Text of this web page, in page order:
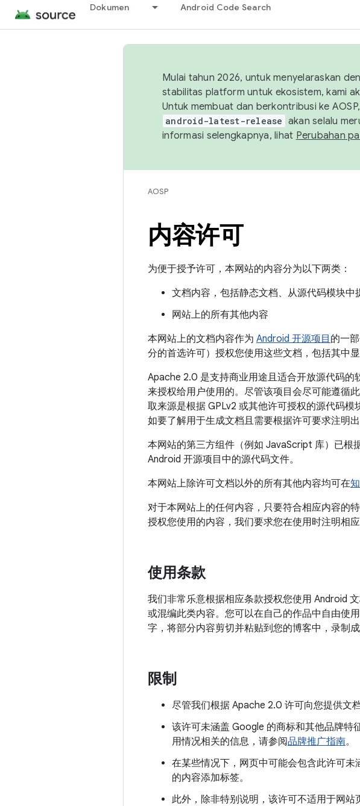
Dokumen Android Code Search
Mulai tahun 2026, untuk menyelaraskan
stabilitas platform untuk ekosistem, kami
Untuk membuat dan berkontribusi ke
android-latest-release akan selalu
informasi selengkapnya, lihat Perubahan
AOSP
内容许可
为便于授予许可，本网站的内容分为以下两类：
文档内容，包括静态文档、从源代码模块中
网站上的所有其他内容
本网站上的文档内容作为 Android 开源项目 的一
分的首选许可）授权您使用这些文档，包括其中显
Apache 2.0 是支持商业用途且适合开放源代码
来授权给用户使用的。尽管该项目会尽可能遵循
取来源是根据 GPLv2 或其他许可授权的源代码
如要了解用于生成文档且需要根据许可要求注明
本网站的第三方组件（例如 JavaScript 库）已根
Android 开源项目中的源代码文件。
本网站上除许可文档以外的所有其他内容均可在
对于本网站上的任何内容，只要符合相应内容的
授权您使用的内容，我们要求您在使用时注明相
使用条款
我们非常乐意根据相应条款授权您使用 Android
或混编此类内容。您可以在自己的作品中自由使
字，将部分内容剪切并粘贴到您的博客中，录制
限制
尽管我们根据 Apache 2.0 许可向您提供文
该许可未涵盖 Google 的商标和其他品牌特
用情况相关的信息，请参阅品牌推广指南。
在某些情况下，网页中可能会包含此许可
的内容添加标签。
此外，除非特别说明，该许可不适用于网